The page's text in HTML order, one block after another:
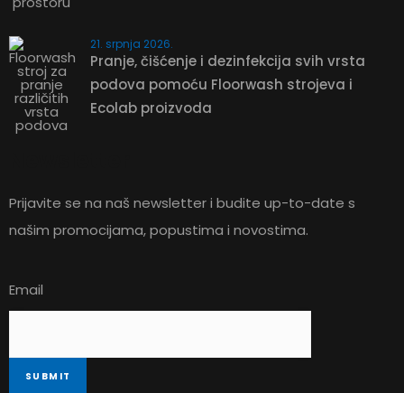
21. srpnja 2026.
Pranje, čišćenje i dezinfekcija svih vrsta
podova pomoću Floorwash strojeva i
Ecolab proizvoda
Prijavite se na naš newsletter i budite up-to-date s
našim promocijama, popustima i novostima.
Email